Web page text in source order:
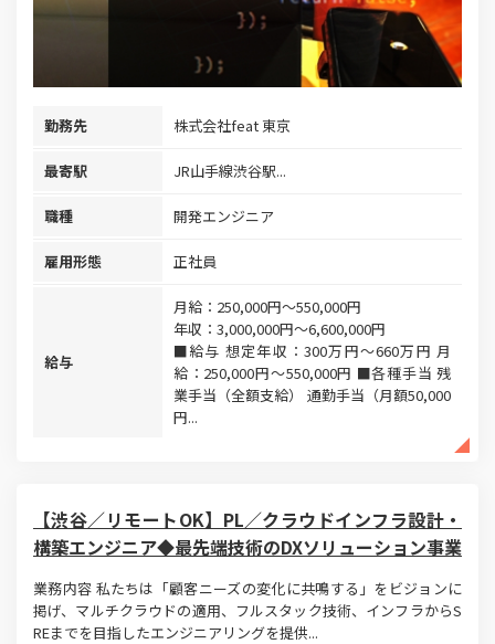
勤務先 株式会社feat 東京
最寄駅 JR山手線渋谷駅...
職種 開発エンジニア
雇用形態 正社員
給与
月給：250,000円～550,000円
年収：3,000,000円～6,600,000円
■給与 想定年収：300万円～660万円 月
給：250,000円～550,000円 ■各種手当 残
業手当（全額支給） 通勤手当（月額50,000
円...
【渋谷／リモートOK】PL／クラウドインフラ設計・
構築エンジニア◆最先端技術のDXソリューション事業
業務内容 私たちは「顧客ニーズの変化に共鳴する」をビジョンに
掲げ、マルチクラウドの適用、フルスタック技術、インフラからS
REまでを目指したエンジニアリングを提供...